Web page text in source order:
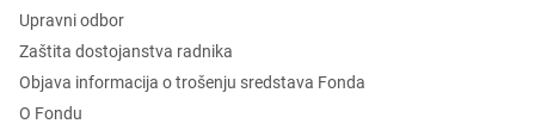
Upravni odbor
Zaštita dostojanstva radnika
Objava informacija o trošenju sredstava Fonda
O Fondu